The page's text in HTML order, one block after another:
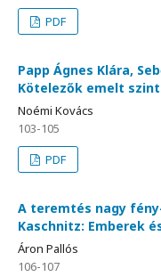
PDF
Papp Ágnes Klára,
Kötelezők emelt
Noémi Kovács
103-105
PDF
A teremtés nagy
Kaschnitz: Emberek
Áron Pallós
106-107